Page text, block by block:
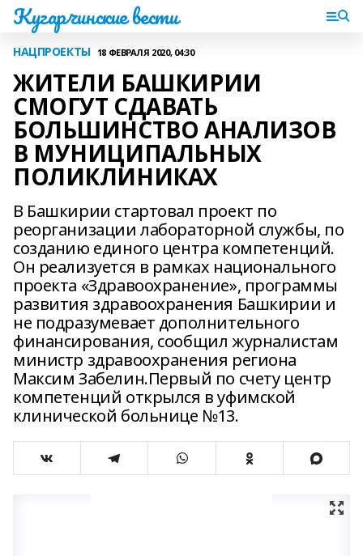
Кугарчинские вести
НАЦПРОЕКТЫ 18 ФЕВРАЛЯ 2020, 04:30
ЖИТЕЛИ БАШКИРИИ
СМОГУТ СДАВАТЬ
БОЛЬШИНСТВО АНАЛИЗОВ
В МУНИЦИПАЛЬНЫХ
ПОЛИКЛИНИКАХ
В Башкирии стартовал проект по
реорганизации лабораторной службы, по
созданию единого центра компетенций.
Он реализуется в рамках национального
проекта «Здравоохранение», программы
развития здравоохранения Башкирии и
не подразумевает дополнительного
финансирования, сообщил журналистам
министр здравоохранения региона
Максим Забелин.Первый по счету центр
компетенций открылся в уфимской
клинической больнице №13.